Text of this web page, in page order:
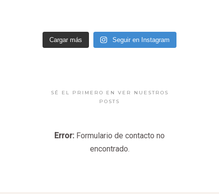
Cargar más Seguir en Instagram
SÉ EL PRIMERO EN VER NUESTROS
POSTS
Error: Formulario de contacto no
encontrado.